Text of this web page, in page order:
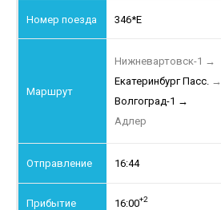
346*Е
Нижневартовск-1 →
Екатеринбург Пасс. →
Волгоград-1 →
Адлер
16:44
16:00+2